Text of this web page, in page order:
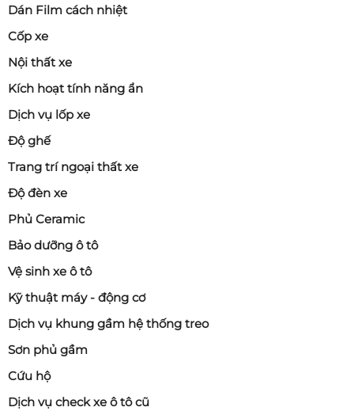
Dán Film cách nhiệt
Cốp xe
Nội thất xe
Kích hoạt tính năng ẩn
Dịch vụ lốp xe
Độ ghế
Trang trí ngoại thất xe
Độ đèn xe
Phủ Ceramic
Bảo dưỡng ô tô
Vệ sinh xe ô tô
Kỹ thuật máy - động cơ
Dịch vụ khung gầm hệ thống treo
Sơn phủ gầm
Cứu hộ
Dịch vụ check xe ô tô cũ